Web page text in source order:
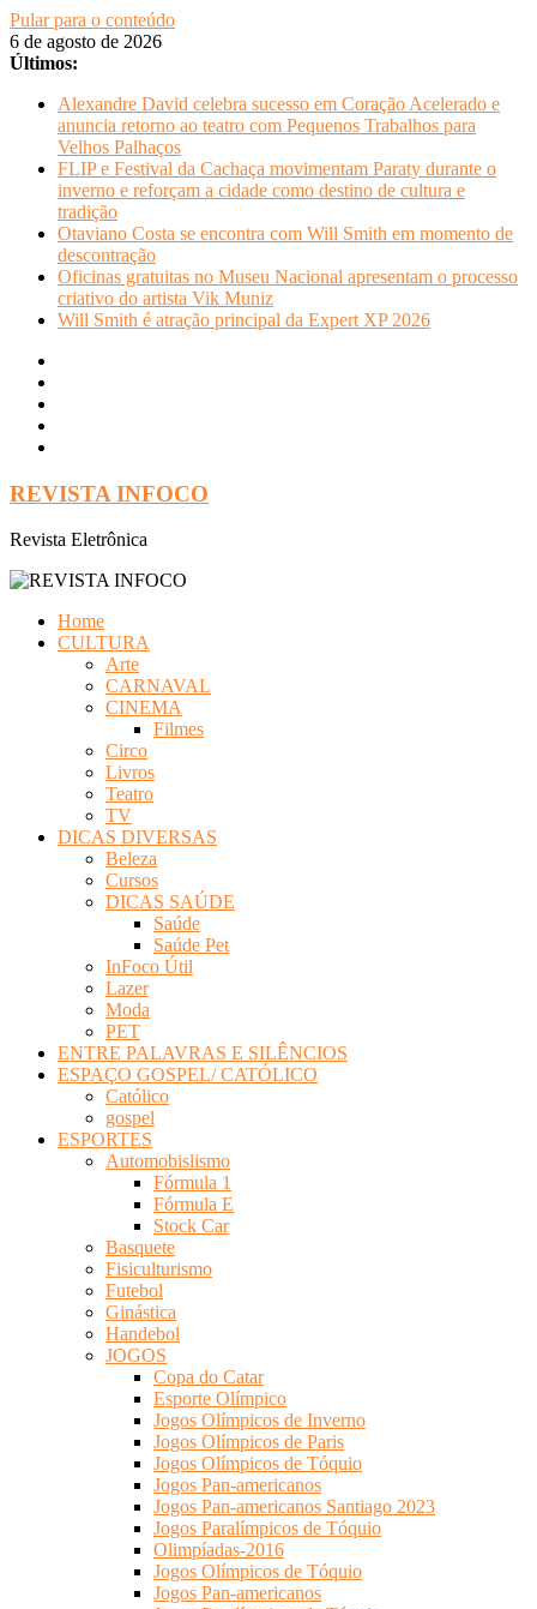
Pular para o conteúdo
6 de agosto de 2026
Últimos:
Alexandre David celebra sucesso em Coração Acelerado e
anuncia retorno ao teatro com Pequenos Trabalhos para
Velhos Palhaços
FLIP e Festival da Cachaça movimentam Paraty durante o
inverno e reforçam a cidade como destino de cultura e
tradição
Otaviano Costa se encontra com Will Smith em momento de
descontração
Oficinas gratuitas no Museu Nacional apresentam o processo
criativo do artista Vik Muniz
Will Smith é atração principal da Expert XP 2026
REVISTA INFOCO
Revista Eletrônica
Home
CULTURA
Arte
CARNAVAL
CINEMA
Filmes
Circo
Livros
Teatro
TV
DICAS DIVERSAS
Beleza
Cursos
DICAS SAÚDE
Saúde
Saúde Pet
InFoco Útil
Lazer
Moda
PET
ENTRE PALAVRAS E SILÊNCIOS
ESPAÇO GOSPEL/ CATÓLICO
Católico
gospel
ESPORTES
Automobislismo
Fórmula 1
Fórmula E
Stock Car
Basquete
Fisiculturismo
Futebol
Ginástica
Handebol
JOGOS
Copa do Catar
Esporte Olímpico
Jogos Olímpicos de Inverno
Jogos Olímpicos de Paris
Jogos Olímpicos de Tóquio
Jogos Pan-americanos
Jogos Pan-americanos Santiago 2023
Jogos Paralímpicos de Tóquio
Olimpíadas-2016
Jogos Olímpicos de Tóquio
Jogos Pan-americanos